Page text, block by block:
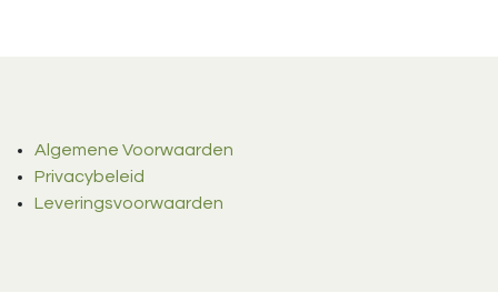
Algemene Voorwaarden
Privacybeleid
Leveringsvoorwaarden